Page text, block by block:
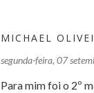
MICHAEL
segunda-feira, 07
Para mim foi o 2º